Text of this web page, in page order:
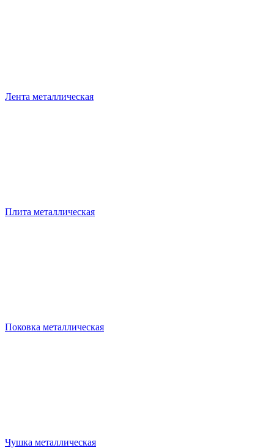
Лента металлическая
Плита металлическая
Поковка металлическая
Чушка металлическая